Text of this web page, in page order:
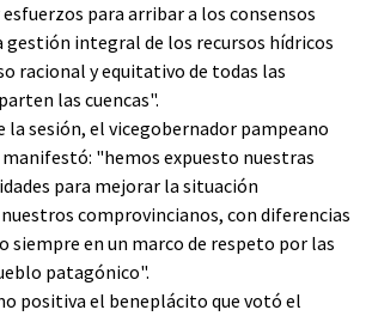
para arribar a los consensos
gestión integral de los recursos hídricos
racional y equitativo de todas las
las cuencas".
la sesión, el vicegobernador pampeano
"hemos expuesto nuestras
para mejorar la situación
comprovincianos, con diferencias
siempre en un marco de respeto por las
patagónico".
positiva el beneplácito que votó el